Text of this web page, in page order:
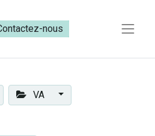
nous​​
VA